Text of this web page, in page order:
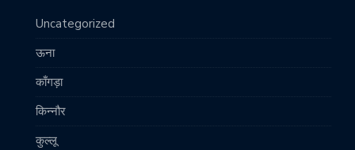
Uncategorized
ऊना
काँगड़ा
किन्नौर
कुल्लू